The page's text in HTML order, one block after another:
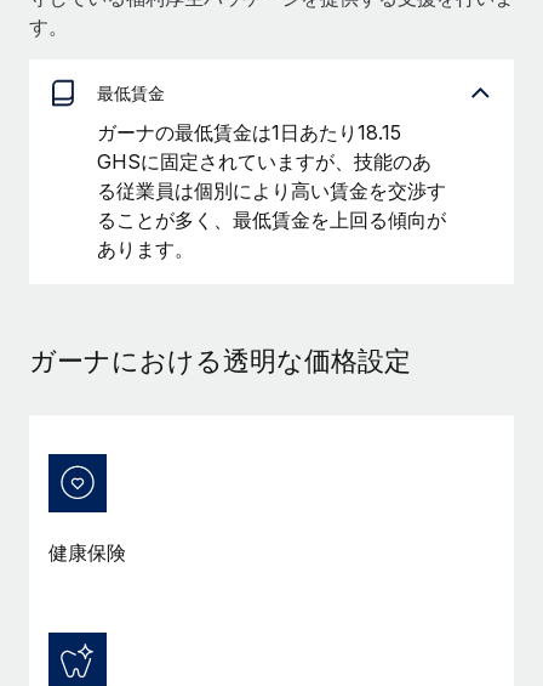
法人設立
移住・転勤
従業員の異動をスムーズに
福利厚生
従業員の福利厚生を簡単に管理
契約社員管理
税務
ブログを読む
Remoteの使命は、世界のどこにいても、あらゆる規模の企業が
詳細を見る
ム間で頻繁に移動しているためです。このため、自社のビジネス
を保護することは極めて重要です。...
す。
最低賃金
ガーナの最低賃金は1日あたり18.15
GHSに固定されていますが、技能のあ
る従業員は個別により高い賃金を交渉す
ることが多く、最低賃金を上回る傾向が
あります。
ガーナにおける透明な価格設定
健康保険